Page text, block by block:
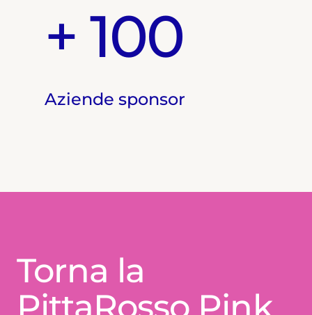
+ 100
Aziende sponsor
Torna la